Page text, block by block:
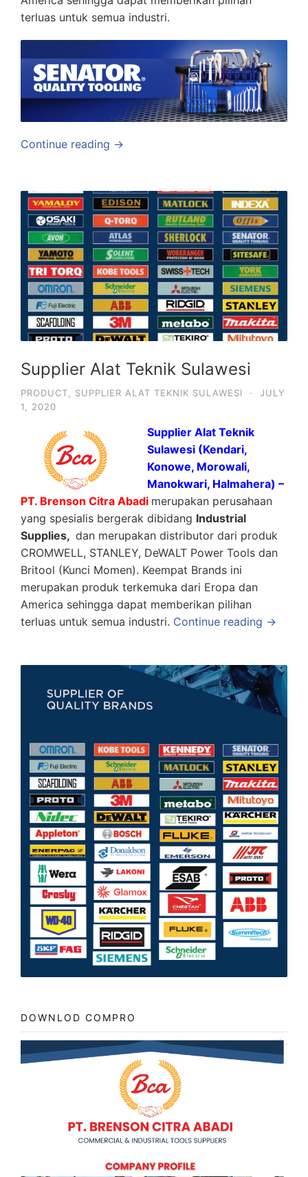
terluas untuk semua industri.
Continue reading →
Supplier Alat Teknik Sulawesi
PRODUCT SUPPLIER ALAT TEKNIK SULAWESI ·
JULY
1, 2020
Supplier Alat Teknik
Sulawesi (Kendari,
Konowe, Morowali,
Manokwari, Halmahera) –
PT. Brenson Citra Abadi merupakan perusahaan
yang spesialis bergerak dibidang Industrial
Supplies, dan merupakan distributor dari produk
CROMWELL, STANLEY, DeWALT Power Tools dan
Britool (Kunci Momen). Keempat Brands ini
merupakan produk terkemuka dari Eropa dan
America sehingga dapat memberikan pilihan
terluas untuk semua industri. Continue reading →
DOWNLOD COMPRO